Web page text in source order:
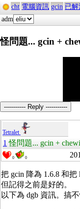
cht 電腦資訊 gcin 已解
adm
怪問題... gcin +
----------- Reply -----------
Tetralet
1 怪問題... gcin +
0 0
把 gcin 降為 1.6.8 和把
但記得之前是好的。
以下為 dgb 資訊。搞